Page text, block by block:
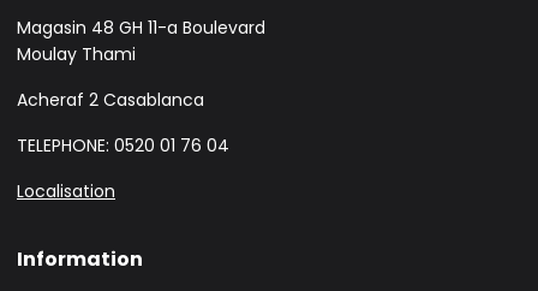
Magasin 48 GH 11-a Boulevard
Moulay Thami
Acheraf 2 Casablanca
TELEPHONE: 0520 01 76 04
Localisation
Information